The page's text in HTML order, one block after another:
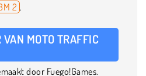
2 .
MOTO TRAFFIC
door Fuego!Games.